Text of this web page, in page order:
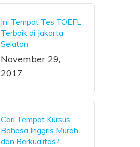
Ini Tempat Tes TOEFL
Terbaik di Jakarta
Selatan
November 29,
2017
Cari Tempat Kursus
Bahasa Inggris Murah
dan Berkualitas?